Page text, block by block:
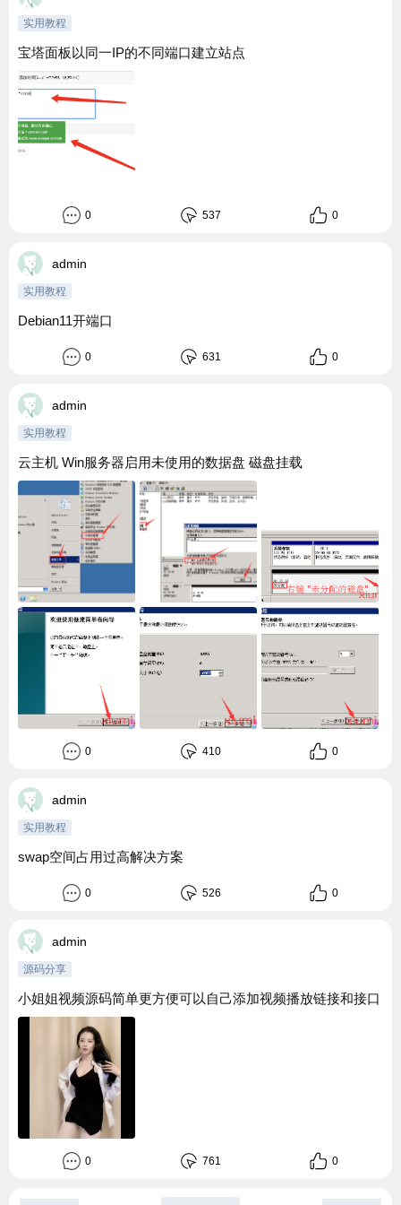
实用教程
宝塔面板以同一IP的不同端口建立站点
0 537 0
admin
实用教程
Debian11开端口
0 631 0
admin
实用教程
云主机 Win服务器启用未使用的数据盘 磁盘挂载
0 410 0
admin
实用教程
swap空间占用过高解决方案
0 526 0
admin
源码分享
小姐姐视频源码简单更方便可以自己添加视频播放链接和接口
0 761 0